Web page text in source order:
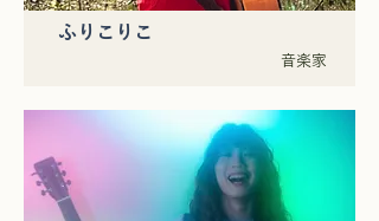
ふりこりこ
音楽家